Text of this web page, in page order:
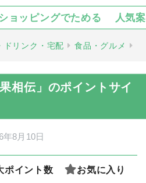
ョッピングでためる 人気
ドリンク・宅配 食品・グルメ
相伝」のポイントサイ
年8月10日
ポイント数 お気に入り